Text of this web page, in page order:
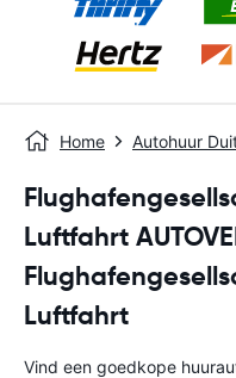
Home Autohuur
Luftfahrt
Luftfahrt
Vind een goedkope